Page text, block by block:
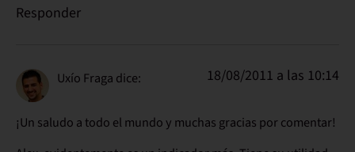
Responder
Uxío Fraga dice: 18/08/2011 a las 10:14
¡Un saludo a todo el mundo y muchas gracias por comentar!